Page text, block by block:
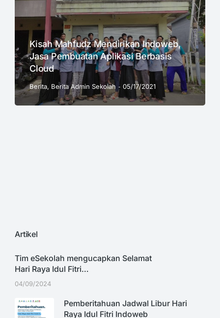
Kisah Mahfudz Mendirikan Indoweb,
Jasa Pembuatan Aplikasi Berbasis
Cloud
Berita, Berita Admin Sekolah 05/17/2021
Artikel
Tim eSekolah mengucapkan Selamat
Hari Raya Idul Fitri…
04/09/2024
Pemberitahuan Jadwal Libur Hari
Raya Idul Fitri Indoweb